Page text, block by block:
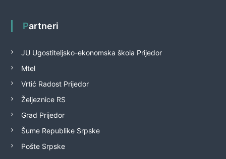
Partneri
JU Ugostiteljsko-ekonomska škola Prijedor
Mtel
Vrtić Radost Prijedor
Željeznice RS
Grad Prijedor
Šume Republike Srpske
Pošte Srpske